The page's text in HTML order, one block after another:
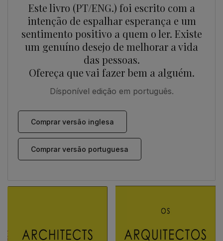
Este livro (PT/ENG.) foi escrito com a
intenção de espalhar esperança e um
sentimento positivo a quem o ler. Existe
um genuíno desejo de melhorar a vida
das pessoas.
Ofereça que vai fazer bem a alguém.
Dísponível edição em português.
Comprar versão inglesa
Comprar versão portuguesa